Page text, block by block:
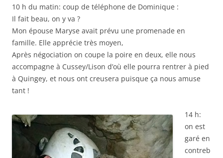
10 h du matin: coup de téléphone de Dominique :
Il fait beau, on y va ?
Mon épouse Maryse avait prévu une promenade en
famille. Elle apprécie très moyen,
Après négociation on coupe la poire en deux, elle nous
accompagne à Cussey/Lison d’où elle pourra rentrer à pied
à Quingey, et nous ont creusera puisque ça nous amuse
tant !
14 h:
on est
garé en
contreb